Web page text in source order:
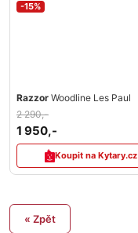
-15%
Razzor Woodline Les Paul
2 290,-
1 950,-
Koupit na Kytary.cz
« Zpět